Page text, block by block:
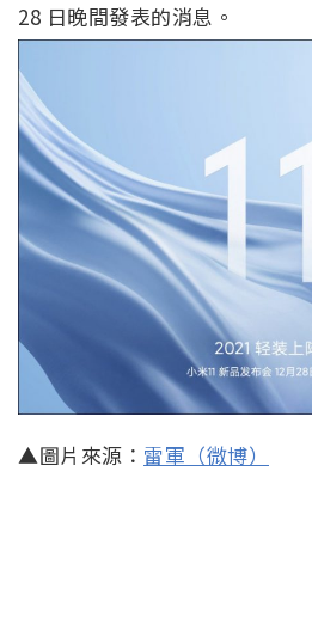
28 日晚間發表的消息。
▲圖片來源： 雷軍（微博）